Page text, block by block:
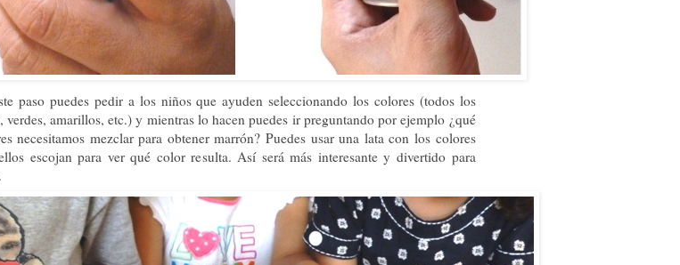
paso puedes pedir a los niños que ayuden seleccionando los colores (todos los
verdes, amarillos, etc.) y mientras lo hacen puedes ir preguntando por ejemplo ¿qué
necesitamos mezclar para obtener marrón? Puedes usar una lata con los colores
escojan para ver qué color resulta. Así será más interesante y divertido para